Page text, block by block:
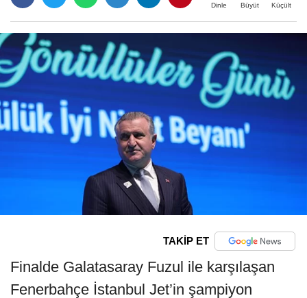
Dinle Büyüt Küçült
TAKİP ET
Finalde Galatasaray Fuzul ile karşılaşan
Fenerbahçe İstanbul Jet’in şampiyon